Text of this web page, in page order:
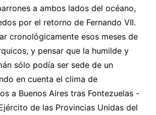
a ambos lados del océano,
por el retorno de Fernando VII.
cronológicamente esos meses de
y pensar que la humilde y
sólo podía ser sede de un
en cuenta el clima de
a Buenos Aires tras Fontezuelas -
de las Provincias Unidas del